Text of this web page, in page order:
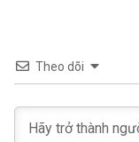
Theo dõi